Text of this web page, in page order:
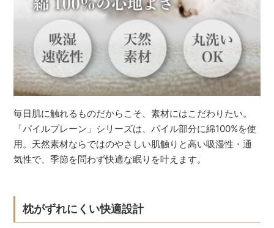
毎日肌に触れるものだからこそ、素材にはこだわりたい。
「パイルプレーン」シリーズは、パイル部分に綿100%を使
用。天然素材ならではのやさしい肌触りと高い吸湿性・通
気性で、季節を問わず快適な眠りを叶えます。
枕がずれにくい快適設計